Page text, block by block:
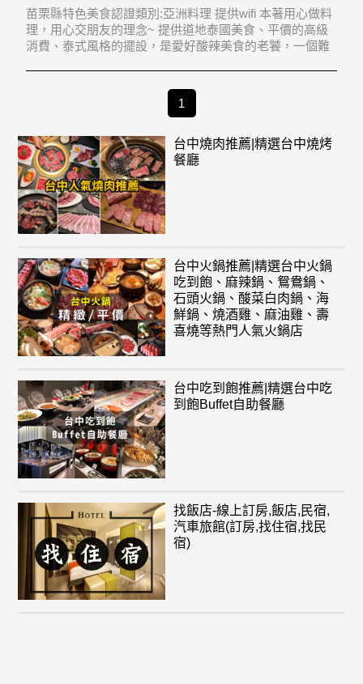
苗栗縣特色美食認證類別:亞洲料理 提供wifi 本著用心做料
理，用心交朋友的理念~ 提供道地泰國美食、平價的高級
消費、泰式風格的擺設，是愛好酸辣美食的老饕，一個難
1
台中燒肉推薦|精選台中燒烤
餐廳
台中火鍋推薦|精選台中火鍋
吃到飽、麻辣鍋、鴛鴦鍋、
石頭火鍋、酸菜白肉鍋、海
鮮鍋、燒酒雞、麻油雞、壽
喜燒等熱門人氣火鍋店
台中吃到飽推薦|精選台中吃
到飽Buffet自助餐廳
找飯店-線上訂房,飯店,民宿,
汽車旅館(訂房,找住宿,找民
宿)